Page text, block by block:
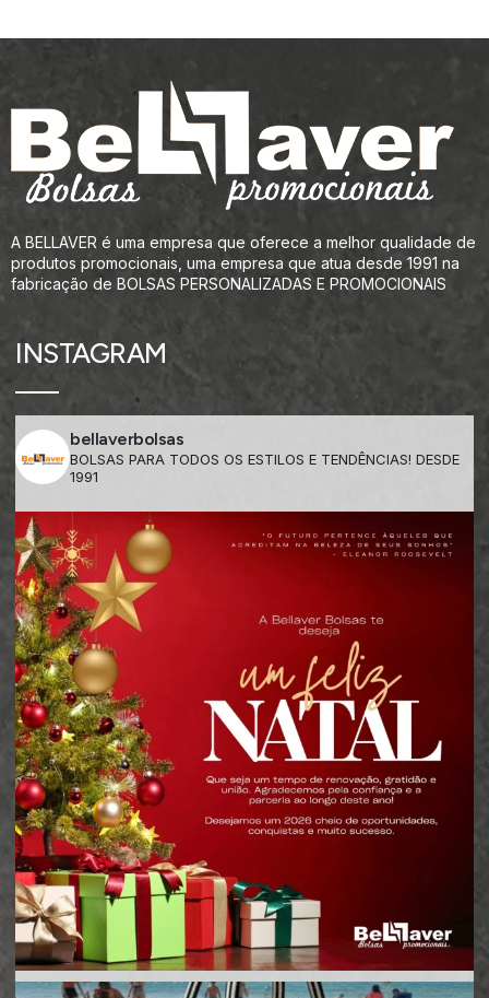
A BELLAVER é uma empresa que oferece a melhor qualidade de
produtos promocionais, uma empresa que atua desde 1991 na
fabricação de BOLSAS PERSONALIZADAS E PROMOCIONAIS
INSTAGRAM
bellaverbolsas
BOLSAS PARA TODOS OS ESTILOS E TENDÊNCIAS! DESDE
1991